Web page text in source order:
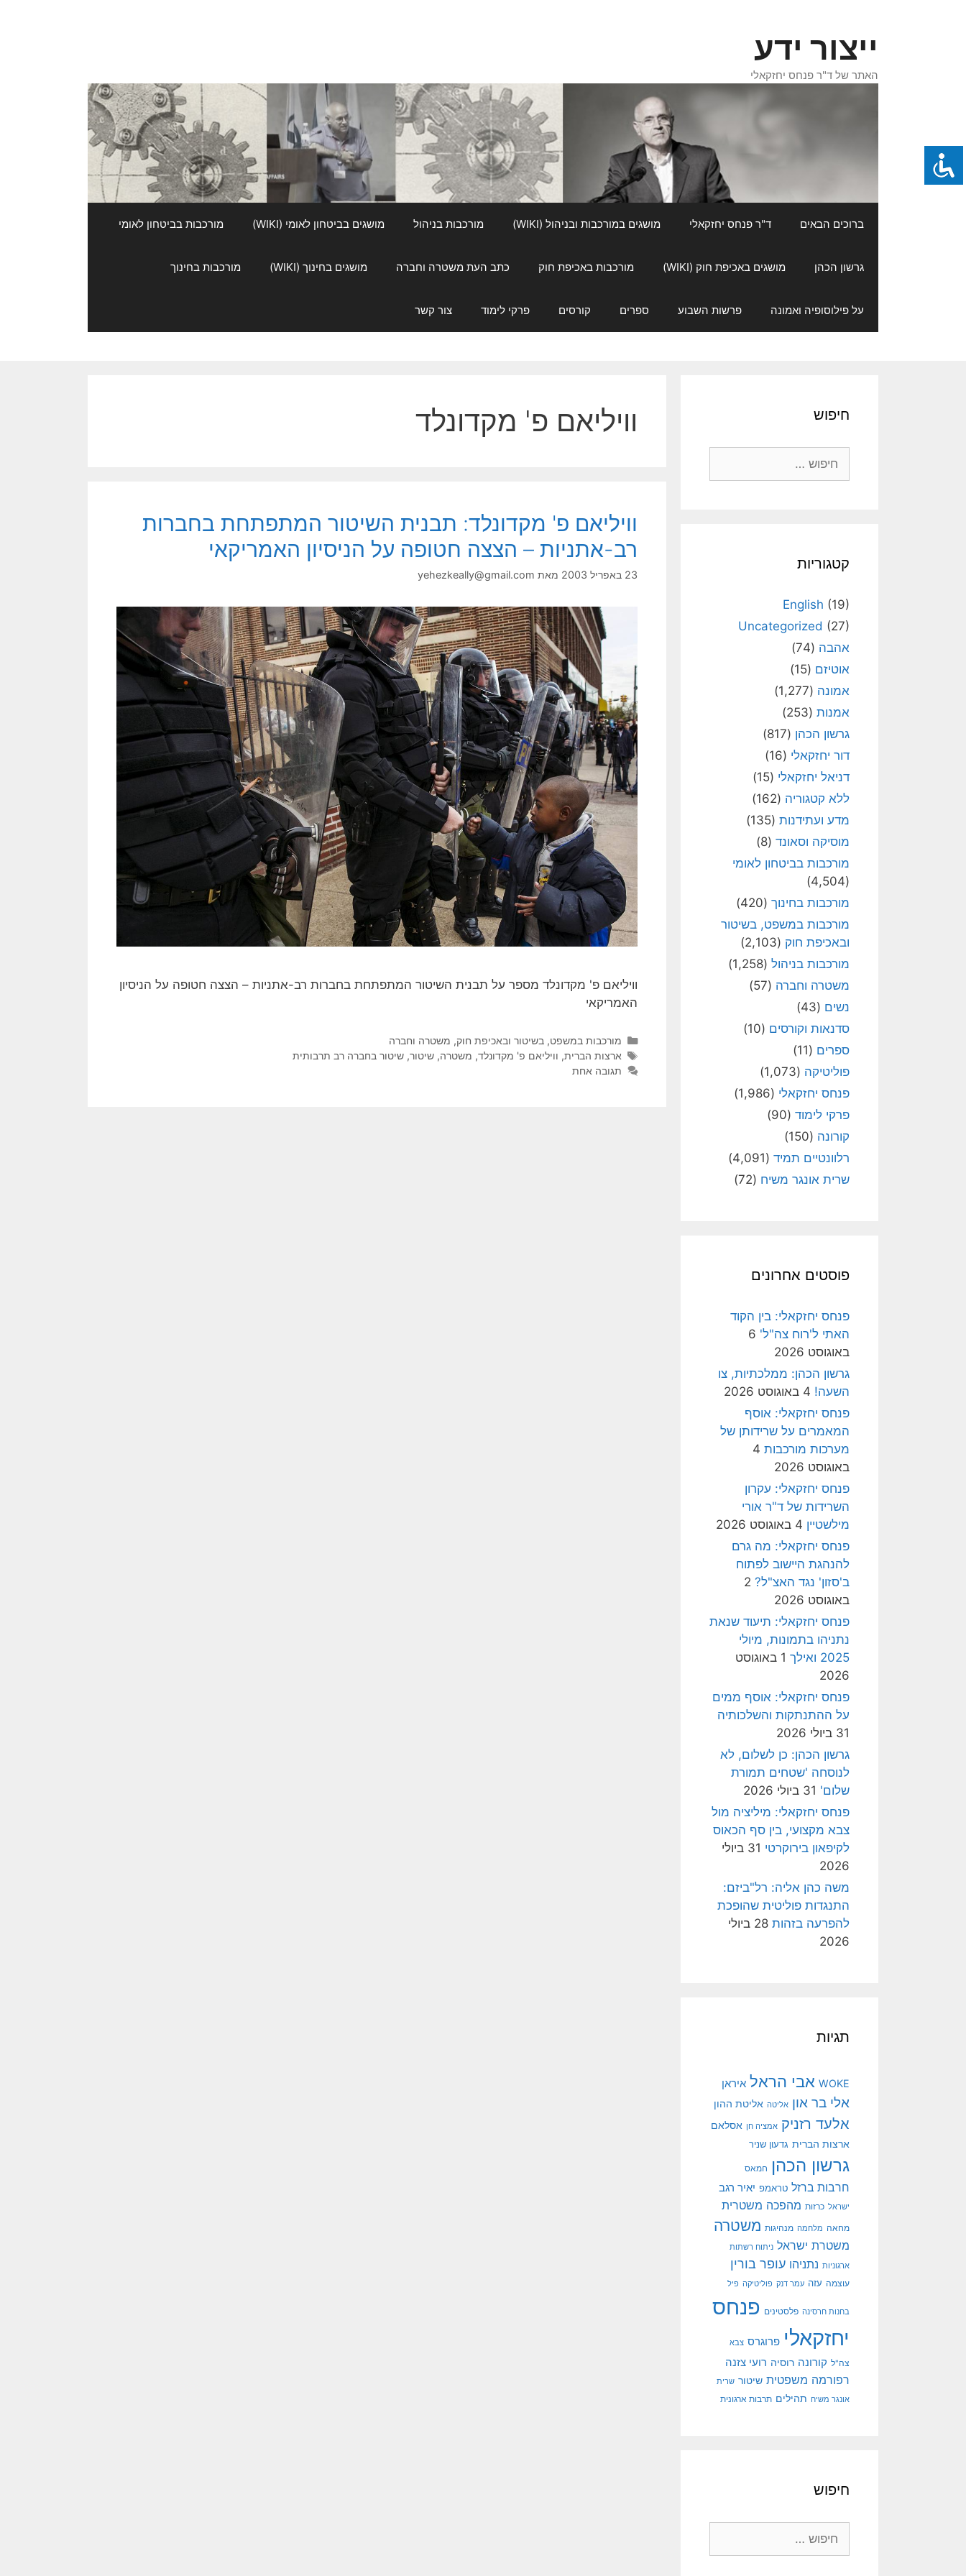
ייצור ידע
האתר של ד"ר פנחס יחזקאלי
ברוכים הבאים ד"ר פנחס יחזקאלי מושגים במורכבות ובניהול (WIKI) מורכבות בניהול מושגים בביטחון לאומי (WIKI) מורכבות בביטחון לאומי
גרשון הכהן מושגים באכיפת חוק (WIKI) מורכבות באכיפת חוק כתב העת משטרה וחברה מושגים בחינוך (WIKI) מורכבות בחינוך
על פילוסופיה ואמונה פרשות השבוע ספרים קורסים פרקי לימוד צור קשר
וויליאם פ' מקדונלד
וויליאם פ' מקדונלד: תבנית השיטור המתפתחת בחברות
רב-אתניות – הצצה חטופה על הניסיון האמריקאי
23 באפריל 2003 מאת yehezkeally@gmail.com
וויליאם פ' מקדונלד מספר על תבנית השיטור המתפתחת בחברות רב-אתניות – הצצה חטופה על הניסיון
האמריקאי
קטגוריות
מורכבות במשפט, בשיטור ובאכיפת חוק, משטרה וחברה
תגיות
ארצות הברית, וויליאם פ' מקדונלד, משטרה, שיטור, שיטור בחברה רב תרבותית
תגובה אחת
חיפוש
קטגוריות
English (19)
Uncategorized (27)
אהבה (74)
אוטיזם (15)
אמונה (1,277)
אמנות (253)
גרשון הכהן (817)
דור יחזקאלי (16)
דניאל יחזקאלי (15)
ללא קטגוריה (162)
מדע ועתידנות (135)
מוסיקה וסאונד (8)
מורכבות בביטחון לאומי
(4,504)
מורכבות בחינוך (420)
מורכבות במשפט, בשיטור
ובאכיפת חוק (2,103)
מורכבות בניהול (1,258)
משטרה וחברה (57)
נשים (43)
סדנאות וקורסים (10)
ספרים (11)
פוליטיקה (1,073)
פנחס יחזקאלי (1,986)
פרקי לימוד (90)
קורונה (150)
רלוונטיים תמיד (4,091)
שרית אונגר משיח (72)
פוסטים אחרונים
פנחס יחזקאלי: בין הקוד
האתי ל'רוח צה"ל' 6
באוגוסט 2026
גרשון הכהן: ממלכתיות, צו
השעה! 4 באוגוסט 2026
פנחס יחזקאלי: אוסף
המאמרים על שרידותן של
מערכות מורכבות 4
באוגוסט 2026
פנחס יחזקאלי: עקרון
השרידות של ד"ר אורי
מילשטיין 4 באוגוסט 2026
פנחס יחזקאלי: מה גרם
להנהגת היישוב לפתוח
ב'סזון' נגד האצ"ל? 2
באוגוסט 2026
פנחס יחזקאלי: תיעוד שנאת
נתניהו בתמונות, מיולי
2025 ואילך
1 באוגוסט
2026
פנחס יחזקאלי: אוסף ממים
על ההתנתקות והשלכותיה
31 ביולי 2026
גרשון הכהן: כן לשלום, לא
לנוסחה 'שטחים תמורת
שלום' 31 ביולי 2026
פנחס יחזקאלי: מיליציה מול
צבא מקצועי, בין סף הכאוס
לקיפאון בירוקרטי
31 ביולי
2026
משה כהן אליה: רל"ביזם:
התנגדות פוליטית שהופכת
להפרעה בזהות
28 ביולי
2026
תגיות
WOKE אבי הראל איראן
אלי בר און אליטה אליטת ההון
אלעד רזניק אמציה חן אסלאם
ארצות הברית גדעון שניר
גרשון הכהן חמאס
חרבות ברזל טראמפ יאיר רגב
ישראל כרזות מהפכה משטרית
מחאה מלחמה מנהיגות משטרה
משטרת ישראל ניתוח רשתות
ארגוניות נתניהו עופר בורין
עוצמה עזה עמר דנק פוליטיקה פיל
בחנות חרסינה פלסטינים פנחס
יחזקאלי פרוגרס צבא
צה"ל קורונה רוסיה רועי צזנה
רפורמה משפטית שיטור שרית
אונגר משיח תהילים תרבות ארגונית
חיפוש